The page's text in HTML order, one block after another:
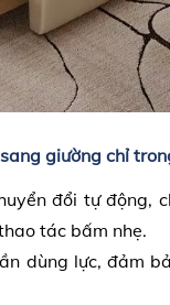
giường chỉ
đổi tự động,
tác bấm nhẹ.
dùng lực, đảm